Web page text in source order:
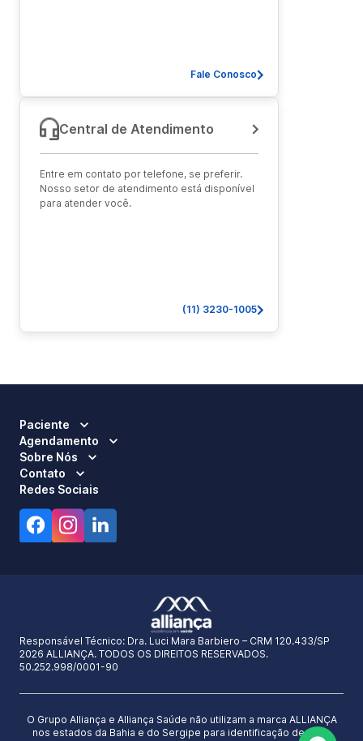
Fale Conosco
Central de Atendimento
Entre em contato por telefone, se preferir.
Nosso setor de atendimento está disponível
para atender você.
(11) 3230-1005
Paciente
Agendamento
Sobre Nós
Contato
Redes Sociais
Responsável Técnico: Dra. Luci Mara Barbiero – CRM 120.433/SP
2026 ALLIANÇA. TODOS OS DIREITOS RESERVADOS.
50.252.998/0001-90
O Grupo Alliança e Alliança Saúde não utilizam a marca ALLIANÇA
nos estados da Bahia e do Sergipe para identificação de seus